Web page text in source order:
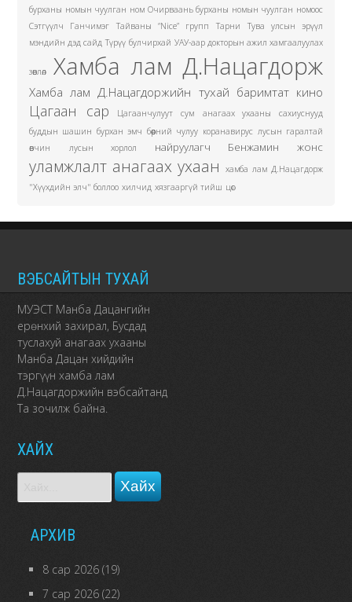
бурханы номын чуулган ном Очирваань бурханы номын чуулган номоос
Сэтгүүлч Ганчимэг
Тайваны “Nice” групп Тарни
Тува улсын эрүүл
мэндийн дэд сайд Түрүү булчирхай УАУ-аар докторын ажил хамгаалуулах
зөвлөл Хамба лам Д.Нацагдорж
Хамба лам Д.Нацагдоржийн тухай баримтат кино
Цагаан сар Цагаанчулуут сум
анагаах ухааны сахиуснууд
буддын шашин бурхан эмч бөөрний чулуу коранавирус лусын гаралтай
өвчин
лусын хорлол найруулагч Бенжамин жонс
уламжлалт анагаах ухаан
хамба лам Д.Нацагдорж
"Хүүхдийн элч" боллоо хилчид хязгааргүй тийш цөс
ВЭБСАЙТЫН ТУХАЙ
МУЭСТ Манба Дацангийн
ерөнхий захирал, Бусдад
туслахуй анагаах ухааны
Манба Дацан хийдийн
тэргүүн хамба лам
Д.Нацагдоржийн вэбсайтанд
Та зочилж байна.
ХАЙХ
АРХИВ
8 сар 2026(19)
7 сар 2026(22)